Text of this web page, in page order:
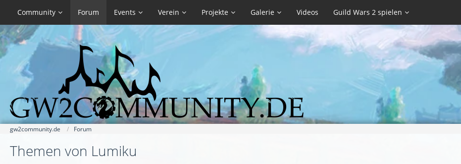
Community Forum Events Verein Projekte Galerie Videos Guild Wars 2 spielen
gw2community.de Forum
Themen von Lumiku